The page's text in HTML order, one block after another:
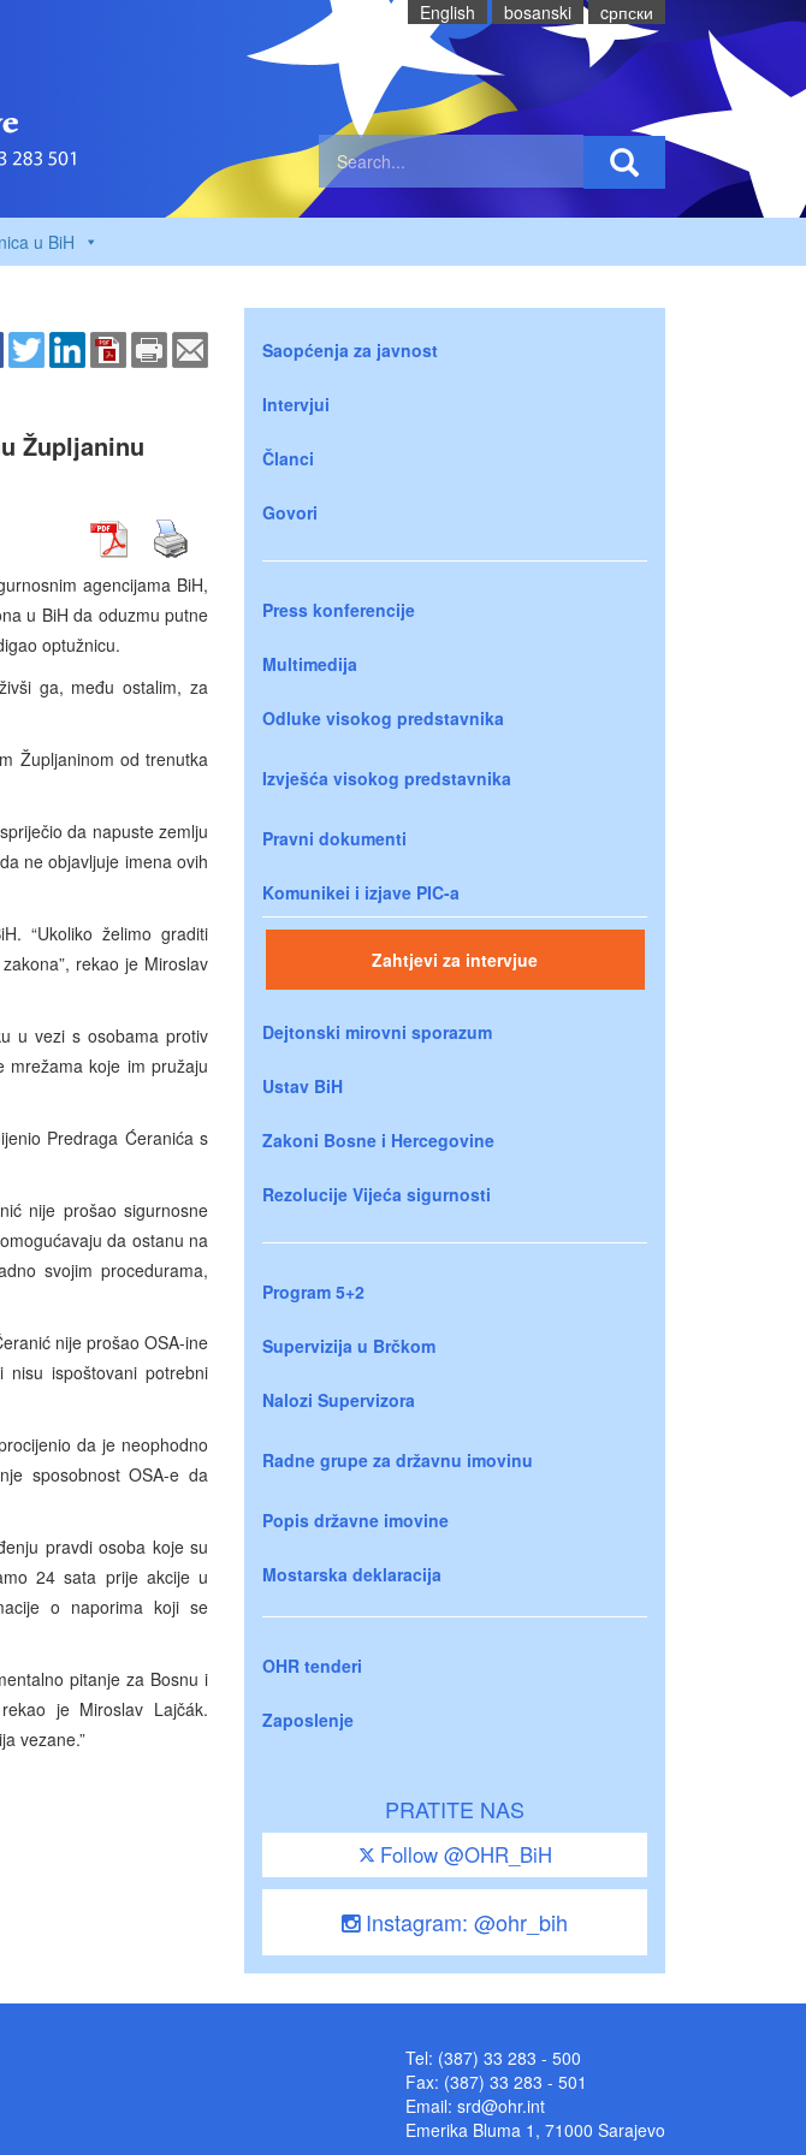
English bosanski cрпски
u BiH
Župljaninu
agencijama BiH,
u BiH da oduzmu putne
optužnicu.
ga, među ostalim, za
Župljaninom od trenutka
da napuste zemlju
ne objavljuje imena ovih
“Ukoliko želimo graditi
rekao je Miroslav
u vezi s osobama protiv
mrežama koje im pružaju
Predraga Ćeranića s
nije prošao sigurnosne
da ostanu na
svojim procedurama,
nije prošao OSA-ine
ispoštovani potrebni
da je neophodno
sposobnost OSA-e da
pravdi osoba koje su
24 sata prije akcije u
o naporima koji se
pitanje za Bosnu i
je Miroslav Lajčák.
vezane.”
Saopćenja za javnost
Intervjui
Članci
Govori
Press konferencije
Multimedija
Odluke visokog predstavnika
Izvješća visokog predstavnika
Pravni dokumenti
Komunikei i izjave PIC-a
Zahtjevi za intervjue
Dejtonski mirovni sporazum
Ustav BiH
Zakoni Bosne i Hercegovine
Rezolucije Vijeća sigurnosti
Program 5+2
Supervizija u Brčkom
Nalozi Supervizora
Radne grupe za državnu imovinu
Popis državne imovine
Mostarska deklaracija
OHR tenderi
Zaposlenje
PRATITE NAS
Follow @OHR_BiH
Instagram: @ohr_bih
Tel: (387) 33 283 - 500
Fax: (387) 33 283 - 501
Email: srd@ohr.int
Emerika Bluma 1, 71000 Sarajevo